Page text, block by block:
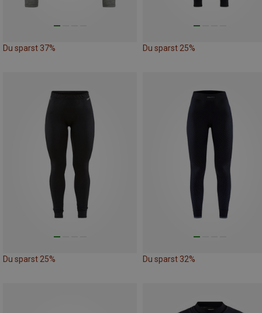
Du sparst 37% Du sparst 25%
Du sparst 25% Du sparst 32%